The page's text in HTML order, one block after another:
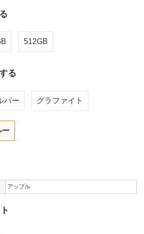
512GB
る
バー グラファイト
ー
アップル